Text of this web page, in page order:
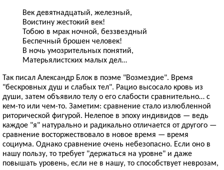
Век девятнадцатый, железный,
Воистину жестокий век!
Тобою в мрак ночной, беззвездный
Беспечный брошен человек!
В ночь умозрительных понятий,
Матерьялистских малых дел…
Так писал Александр Блок в поэме "Возмездие". Время
"бескровных душ и слабых тел". Рацио высосало кровь из
души, затем объявило телу о его слабости сравнительно… с
кем-то или чем-то. Заметим: сравнение стало излюбленной
риторической фигурой. Нелепое в эпоху индивидов — ведь
каждое "я" натурально и радикально отличается от другого —
сравнение восторжествовало в новое время — время
социума. Однако сравнение очень небезопасно. Если оно в
нашу пользу, то требует "держаться на уровне" и даже
повышать уровень, если не в нашу, то способствует неврозам,